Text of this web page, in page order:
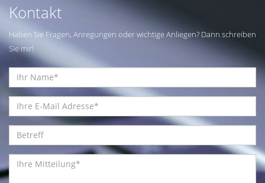
Kontakt
Haben Sie Fragen, Anregungen oder wichtige Anliegen? Dann schreiben
Sie mir!